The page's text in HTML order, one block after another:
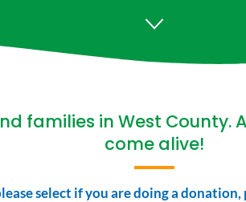
families in West
come alive!
select if you are doing a donation,